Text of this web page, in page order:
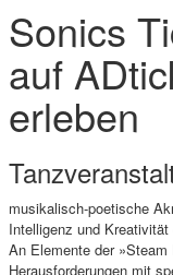
Sonics
auf
erleben
musikalisch-poetische
Intelligenz und
An Elemente der
Herausforderungen mit